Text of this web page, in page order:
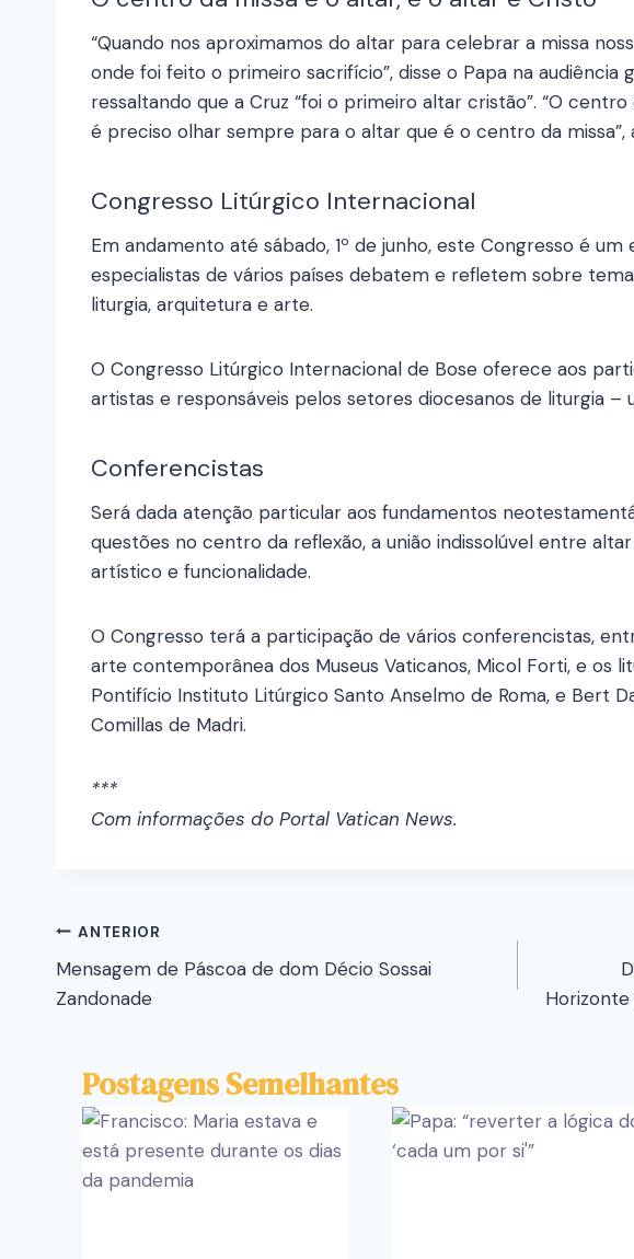
“Quando nos aproximamos do altar para celebrar a missa
onde foi feito o primeiro sacrifício”, disse o Papa na audiência
ressaltando que a Cruz “foi o primeiro altar cristão”. “O
é preciso olhar sempre para o altar que é o centro da missa”,
Congresso Litúrgico Internacional
Em andamento até sábado, 1º de junho, este Congresso é
especialistas de vários países debatem e refletem sobre
liturgia, arquitetura e arte.
O Congresso Litúrgico Internacional de Bose oferece aos
artistas e responsáveis pelos setores diocesanos de liturgia –
Conferencistas
Será dada atenção particular aos fundamentos
questões no centro da reflexão, a união indissolúvel entre
artístico e funcionalidade.
O Congresso terá a participação de vários conferencistas,
arte contemporânea dos Museus Vaticanos, Micol Forti, e os
Pontifício Instituto Litúrgico Santo Anselmo de Roma, e Bert
Comillas de Madri.
***
Com informações do Portal Vatican News.
ANTERIOR
Mensagem de Páscoa de dom Décio Sossai
Zandonade
Postagens Semelhantes